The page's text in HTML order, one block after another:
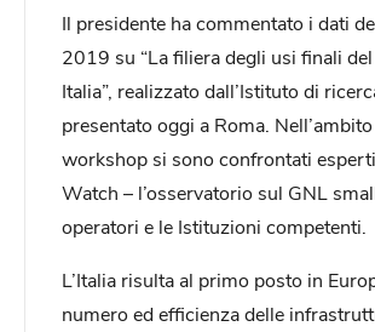
Il presidente ha commentato i dati
2019 su “La filiera degli usi finali
Italia”, realizzato dall’Istituto di
presentato oggi a Roma.
workshop si sono confrontati
Watch – l’osservatorio sul GNL
operatori e le Istituzioni competenti.
L’Italia risulta al primo posto in
numero ed efficienza delle